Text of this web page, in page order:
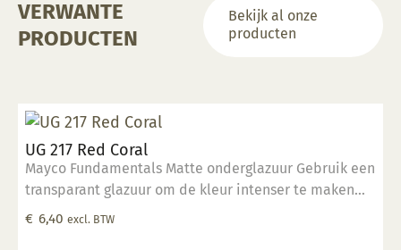
VERWANTE
PRODUCTEN
Bekijk al onze
producten
UG 217 Red Coral
Mayco Fundamentals Matte onderglazuur Gebruik een
transparant glazuur om de kleur intenser te maken
Geschikt voor gebruiksgoed mits er een transparant
€ 6,40 excl. BTW